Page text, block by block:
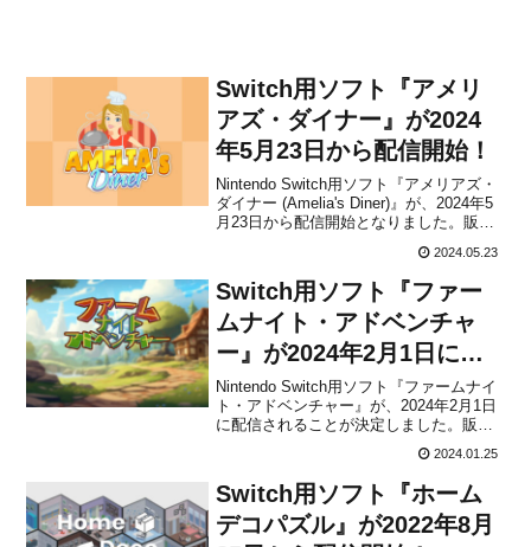
Switch用ソフト『アメリ
アズ・ダイナー』が2024
年5月23日から配信開始！
Nintendo Switch用ソフト『アメリアズ・
ダイナー (Amelia's Diner)』が、2024年5
月23日から配信開始となりました。販売
本作は、アメリアがディナーを切り盛り
しておいしい料理を提供し、お客様を満
足させてあげるの...
2024.05.23
Switch用ソフト『ファー
ムナイト・アドベンチャ
ー』が2024年2月1日に配
信決定！
Nintendo Switch用ソフト『ファームナイ
ト・アドベンチャー』が、2024年2月1日
に配信されることが決定しました。販売
価格は899円(税込)に設定されています。
本作は、農場を作り、果物を育て、食べ
物を調理し、剣を持って壮大な冒険へと
出かけていく、ロールプレイング要素
と...
2024.01.25
Switch用ソフト『ホーム
デコパズル』が2022年8月